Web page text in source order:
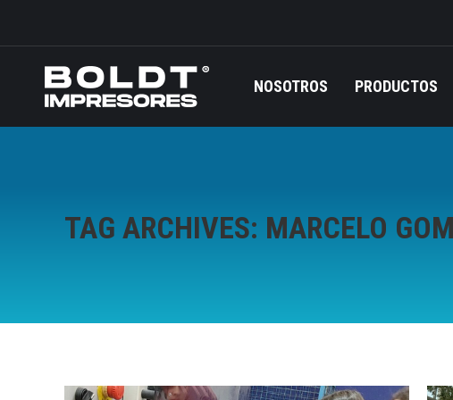
NOSOTROS PRODUCTOS
TAG ARCHIVES: MARCELO